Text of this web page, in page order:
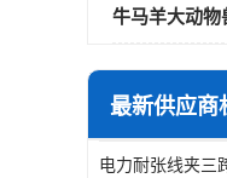
牛马羊大动物
最新供应商